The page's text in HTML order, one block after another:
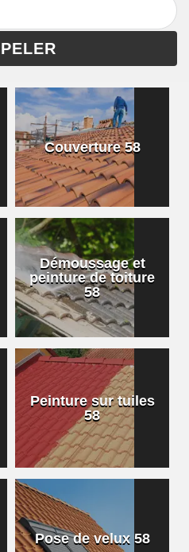
Couverture 58
Démoussage et
peinture de toiture
58
Peinture sur tuiles
58
Pose de velux 58